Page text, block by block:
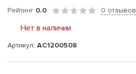
Рейтинг 0.0 0 отзывов
Нет в наличии
Артикул: AC1200508